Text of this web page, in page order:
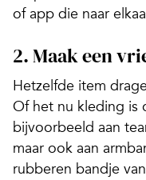
of app die naar
2. Maak een
Hetzelfde item
Of het nu kleding is
bijvoorbeeld aan
maar ook aan
rubberen bandje